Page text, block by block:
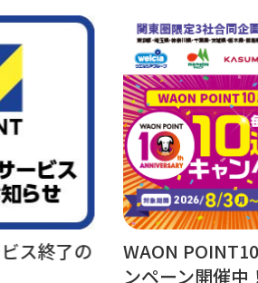
POINT10周年キャ
スタ
ぴー